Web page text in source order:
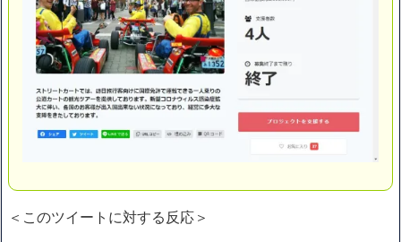
＜このツイートに対する反応＞